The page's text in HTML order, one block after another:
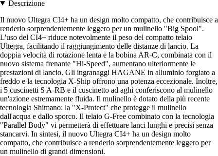
Descrizione
Il nuovo Ultegra CI4+ ha un design molto compatto, che contribuisce a
renderlo sorprendentemente leggero per un mulinello "Big Spool".
L'uso del CI4+ riduce notevolmente il peso del compatto telaio
Ultegra, facilitando il raggiungimento delle distanze di lancio. La
doppia velocità di rotazione lenta e la bobina AR-C, combinata con il
nuovo sistema frenante "Hi-Speed", aumentano ulteriormente le
prestazioni di lancio. Gli ingranaggi HAGANE in alluminio forgiato a
freddo e la tecnologia X-Ship offrono una potenza eccezionale. Inoltre,
i 5 cuscinetti S A-RB e il cuscinetto ad aghi conferiscono al mulinello
un'azione estremamente fluida. Il mulinello è dotato della più recente
tecnologia Shimano: la "X-Protect" che protegge il mulinello
dall'acqua e dallo sporco. Il telaio G-Free combinato con la tecnologia
"Parallel Body" vi permetterà di effettuare lanci lunghi e precisi senza
stancarvi. In sintesi, il nuovo Ultegra CI4+ ha un design molto
compatto, che contribuisce a renderlo sorprendentemente leggero per
un mulinello di grandi dimensioni.